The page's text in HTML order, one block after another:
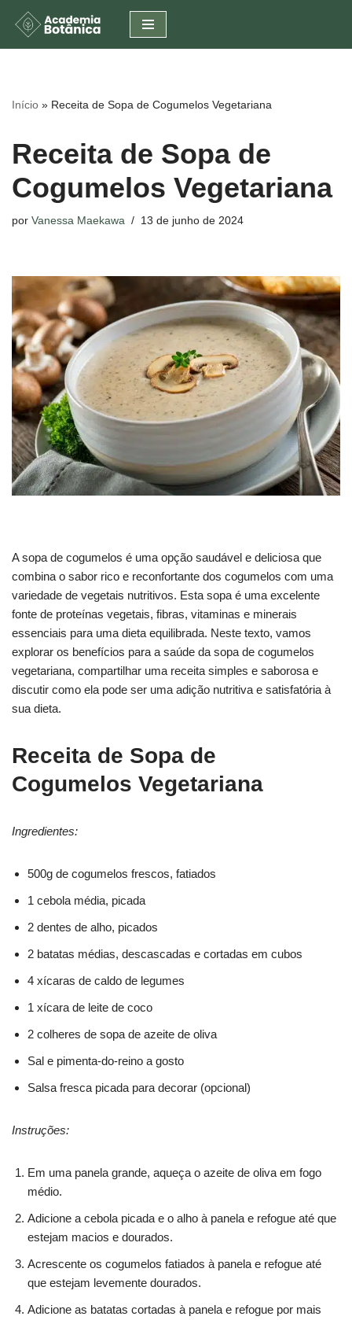
Pular
conteúdo
Início » Receita de Sopa de Cogumelos Vegetariana
Receita de Sopa de
Cogumelos Vegetariana
por Vanessa Maekawa 13 de junho de 2024
A sopa de cogumelos é uma opção saudável e deliciosa que
combina o sabor rico e reconfortante dos cogumelos com uma
variedade de vegetais nutritivos. Esta sopa é uma excelente
fonte de proteínas vegetais, fibras, vitaminas e minerais
essenciais para uma dieta equilibrada. Neste texto, vamos
explorar os benefícios para a saúde da sopa de cogumelos
vegetariana, compartilhar uma receita simples e saborosa e
discutir como ela pode ser uma adição nutritiva e satisfatória à
sua dieta.
Receita de Sopa de
Cogumelos Vegetariana
Ingredientes:
500g de cogumelos frescos, fatiados
1 cebola média, picada
2 dentes de alho, picados
2 batatas médias, descascadas e cortadas em cubos
4 xícaras de caldo de legumes
1 xícara de leite de coco
2 colheres de sopa de azeite de oliva
Sal e pimenta-do-reino a gosto
Salsa fresca picada para decorar (opcional)
Instruções:
Em uma panela grande, aqueça o azeite de oliva em fogo
médio.
Adicione a cebola picada e o alho à panela e refogue até que
estejam macios e dourados.
Acrescente os cogumelos fatiados à panela e refogue até
que estejam levemente dourados.
Adicione as batatas cortadas à panela e refogue por mais